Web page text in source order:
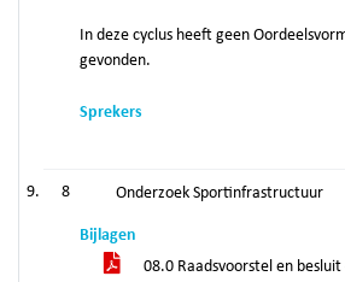
In deze cyclus heeft geen
gevonden.
Sprekers
8 Onderzoek Sportinfrastructuur
Bijlagen
08.0 Raadsvoorstel en